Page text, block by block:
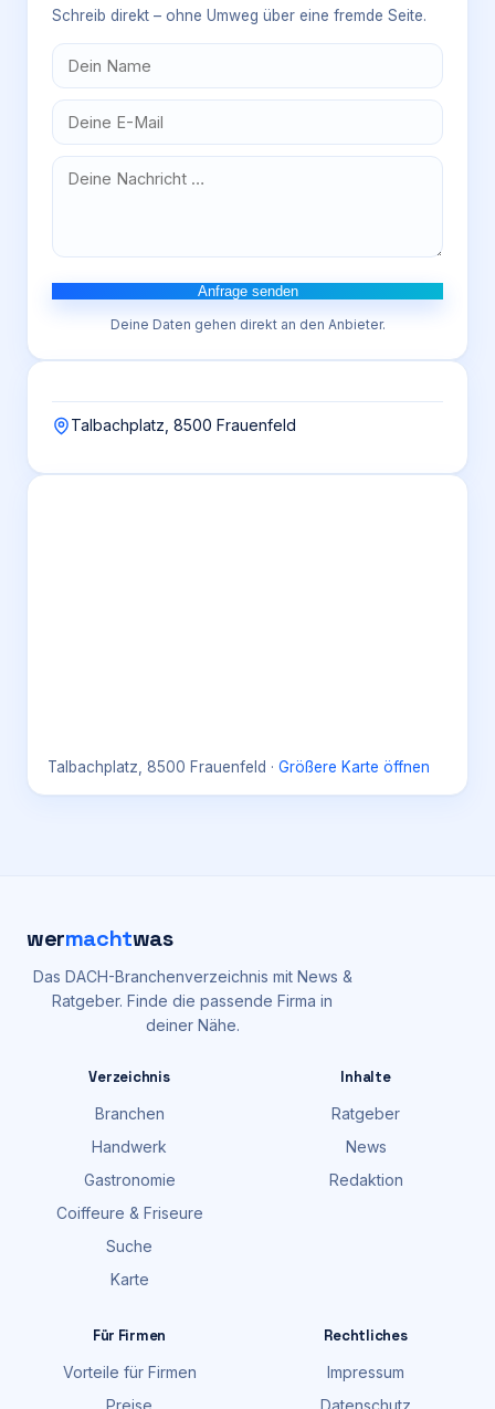
Schreib direkt – ohne Umweg über eine fremde Seite.
Anfrage senden
Deine Daten gehen direkt an den Anbieter.
Talbachplatz, 8500 Frauenfeld
Talbachplatz, 8500 Frauenfeld · Größere Karte öffnen
wermachtwas
Das DACH-Branchenverzeichnis mit News &
Ratgeber. Finde die passende Firma in
deiner Nähe.
Verzeichnis
Branchen
Handwerk
Gastronomie
Coiffeure & Friseure
Suche
Karte
Inhalte
Ratgeber
News
Redaktion
Für Firmen
Vorteile für Firmen
Preise
Rechtliches
Impressum
Datenschutz